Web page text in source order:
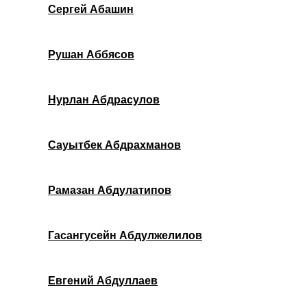
Сергей Абашин
Рушан Аббясов
Нурлан Абдрасулов
Сауытбек Абдрахманов
Рамазан Абдулатипов
Гасангусейн Абдулжелилов
Евгений Абдуллаев